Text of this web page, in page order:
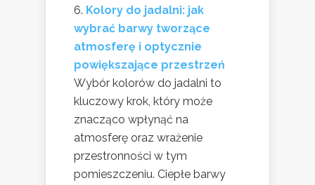
Kolory do jadalni: jak
wybrać barwy tworzące
atmosferę i optycznie
powiększające przestrzeń
Wybór kolorów do jadalni to
kluczowy krok, który może
znacząco wpłynąć na
atmosferę oraz wrażenie
przestronności w tym
pomieszczeniu. Ciepłe barwy